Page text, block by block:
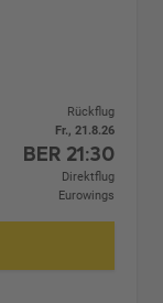
Rückflug
Fr., 21.8.26
BER 21:30
Direktflug
Eurowings